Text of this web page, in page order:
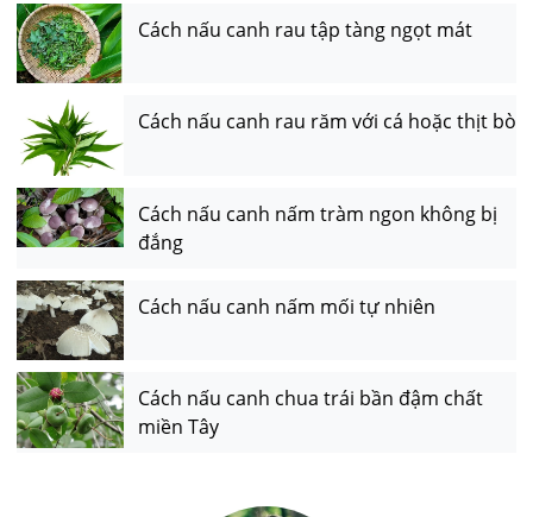
Cách nấu canh rau tập tàng ngọt mát
Cách nấu canh rau răm với cá hoặc thịt bò
Cách nấu canh nấm tràm ngon không bị
đắng
Cách nấu canh nấm mối tự nhiên
Cách nấu canh chua trái bần đậm chất
miền Tây